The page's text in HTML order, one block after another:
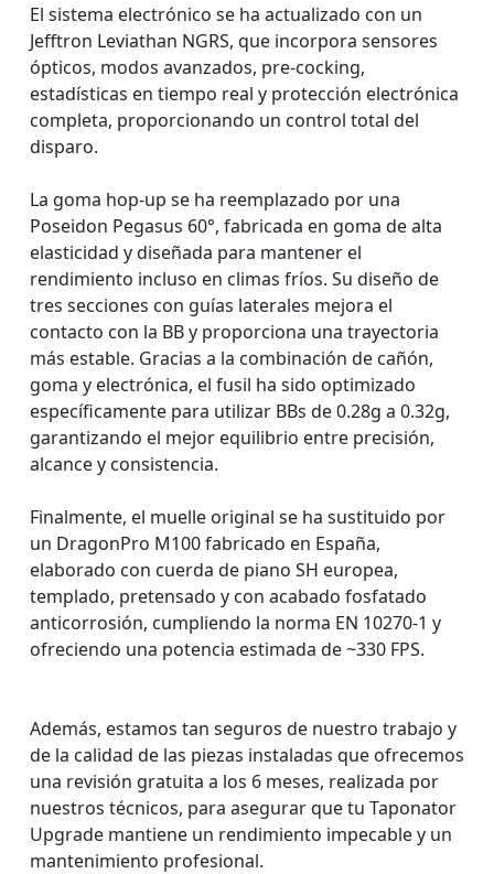
El sistema electrónico se ha actualizado con un
Jefftron Leviathan NGRS, que incorpora sensores
ópticos, modos avanzados, pre-cocking,
estadísticas en tiempo real y protección electrónica
completa, proporcionando un control total del
disparo.
La goma hop-up se ha reemplazado por una
Poseidon Pegasus 60°, fabricada en goma de alta
elasticidad y diseñada para mantener el
rendimiento incluso en climas fríos. Su diseño de
tres secciones con guías laterales mejora el
contacto con la BB y proporciona una trayectoria
más estable. Gracias a la combinación de cañón,
goma y electrónica, el fusil ha sido optimizado
específicamente para utilizar BBs de 0.28g a 0.32g,
garantizando el mejor equilibrio entre precisión,
alcance y consistencia.
Finalmente, el muelle original se ha sustituido por
un DragonPro M100 fabricado en España,
elaborado con cuerda de piano SH europea,
templado, pretensado y con acabado fosfatado
anticorrosión, cumpliendo la norma EN 10270-1 y
ofreciendo una potencia estimada de ~330 FPS.
Además, estamos tan seguros de nuestro trabajo y
de la calidad de las piezas instaladas que ofrecemos
una revisión gratuita a los 6 meses, realizada por
nuestros técnicos, para asegurar que tu Taponator
Upgrade mantiene un rendimiento impecable y un
mantenimiento profesional.